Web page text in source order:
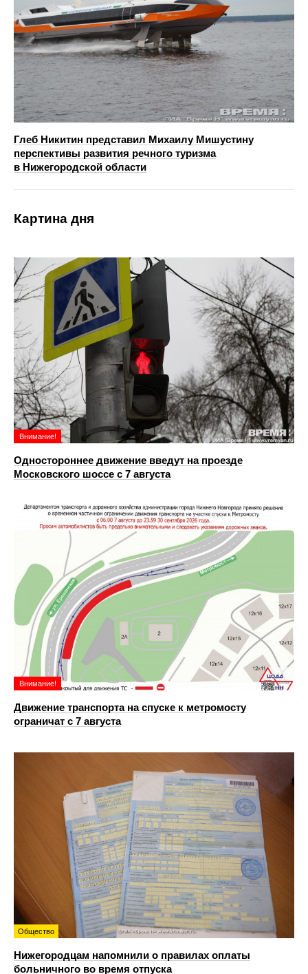
Глеб Никитин представил Михаилу Мишустину
перспективы развития речного туризма
в Нижегородской области
Картина дня
Внимание!
Одностороннее движение введут на проезде
Московского шоссе с 7 августа
Внимание!
Движение транспорта на спуске к метромосту
ограничат с 7 августа
Общество
Нижегородцам напомнили о правилах оплаты
больничного во время отпуска